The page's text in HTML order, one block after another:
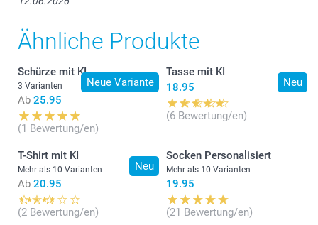
20 cm
Ähnliche Produkte
Neue Variante
Schürze mit KI
3 Varianten
Ab 25.95
(1 Bewertung/en)
Neu
Tasse mit KI
18.95
(6 Bewertung/en)
Neu
T-Shirt mit KI
Mehr als 10 Varianten
Ab 20.95
(2 Bewertung/en)
Socken Personalisiert
Mehr als 10 Varianten
19.95
(21 Bewertung/en)